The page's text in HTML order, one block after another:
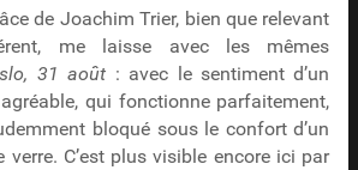
de Joachim Trier, bien que relevant
me laisse avec les mêmes
31 août : avec le sentiment d’un
qui fonctionne parfaitement,
bloqué sous le confort d’un
C’est plus visible encore ici par